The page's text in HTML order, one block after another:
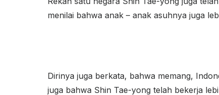
menilai bahwa anak – anak asuhnya juga
Dirinya juga berkata, bahwa memang,
juga bahwa Shin Tae-yong telah bekerja